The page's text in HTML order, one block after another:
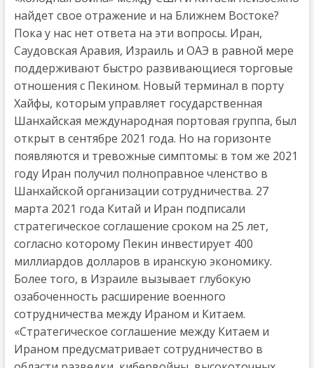
найдет свое отражение и на Ближнем Востоке?
Пока у нас нет ответа на эти вопросы. Иран,
Саудовская Аравия, Израиль и ОАЭ в равной мере
поддерживают быстро развивающиеся торговые
отношения с Пекином. Новый терминал в порту
Хайфы, которым управляет государственная
Шанхайская международная портовая группа, был
открыт в сентябре 2021 года. Но на горизонте
появляются и тревожные симптомы: в том же 2021
году Иран получил полноправное членство в
Шанхайской организации сотрудничества. 27
марта 2021 года Китай и Иран подписали
стратегическое соглашение сроком на 25 лет,
согласно которому Пекин инвестирует 400
миллиардов долларов в иранскую экономику.
Более того, в Израиле вызывает глубокую
озабоченность расширение военного
сотрудничества между Ираном и Китаем.
«Стратегическое соглашение между Китаем и
Ираном предусматривает сотрудничество в